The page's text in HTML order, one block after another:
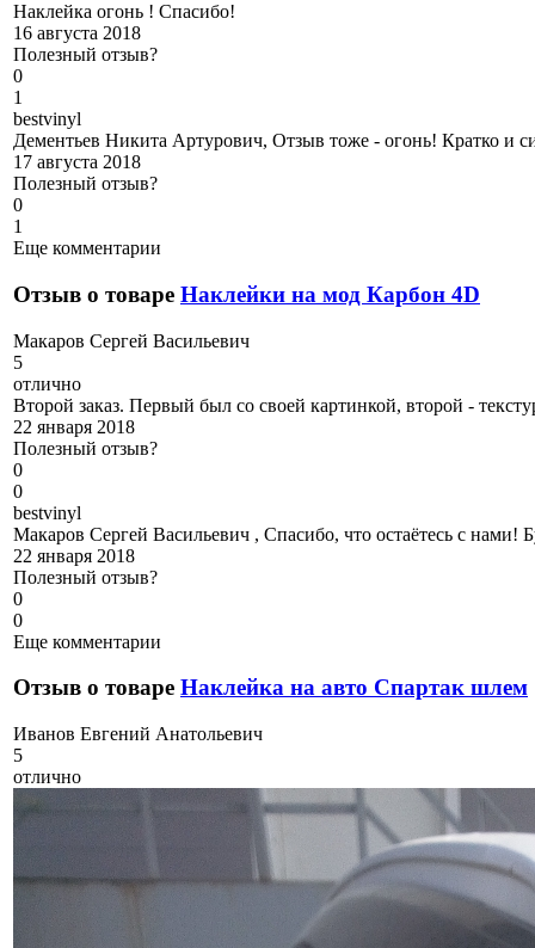
Наклейка огонь ! Спасибо!
16 августа 2018
Полезный отзыв?
0
1
bestvinyl
Дементьев Никита Артурович, Отзыв тоже - огонь! Кратко и
17 августа 2018
Полезный отзыв?
0
1
Еще комментарии
Отзыв о товаре Наклейки на мод Карбон 4D
Макаров Сергей Васильевич
5
отлично
Второй заказ. Первый был со своей картинкой, второй -
22 января 2018
Полезный отзыв?
0
0
bestvinyl
Макаров Сергей Васильевич , Спасибо, что остаётесь с
22 января 2018
Полезный отзыв?
0
0
Еще комментарии
Отзыв о товаре Наклейка на авто Спартак шлем
Иванов Евгений Анатольевич
5
отлично